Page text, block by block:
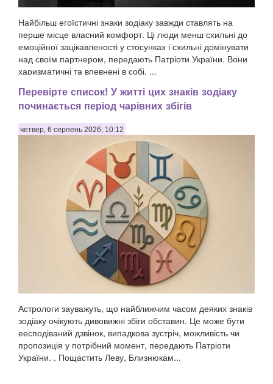
Найбільш егоїстичні знаки зодіаку завжди ставлять на
перше місце власний комфорт. Ці люди менш схильні до
емоційної зацікавленості у стосунках і схильні домінувати
над своїм партнером, передають Патріоти України. Вони
харизматичні та впевнені в собі, ...
Перевірте список! У житті цих знаків зодіаку
починається період чарівних збігів
четвер, 6 серпень 2026, 10:12
Астрологи зауважуть, що найближчим часом деяких знаків
зодіаку очікують дивовижні збіги обставин. Це може бути
еесподіваний дзвінок, випадкова зустріч, можливість чи
пропозиція у потрібний момент, передають Патріоти
України. . Пощастить Леву, Близнюкам...